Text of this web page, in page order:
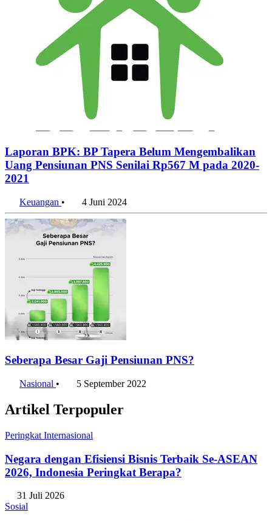
Laporan BPK: BP Tapera Belum Mengembalikan
Uang Pensiunan PNS Senilai Rp567 M pada 2020-
2021
Keuangan • 4 Juni 2024
Seberapa Besar Gaji Pensiunan PNS?
Nasional • 5 September 2022
Artikel Terpopuler
Peringkat Internasional
Negara dengan Efisiensi Bisnis Terbaik Se-ASEAN
2026, Indonesia Peringkat Berapa?
31 Juli 2026
Sosial